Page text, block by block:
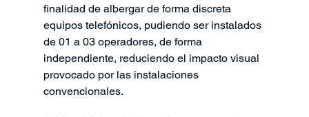
finalidad de albergar de forma discreta
equipos telefónicos, pudiendo ser instalados
de 01 a 03 operadores, de forma
independiente, reduciendo el impacto visual
provocado por las instalaciones
convencionales.